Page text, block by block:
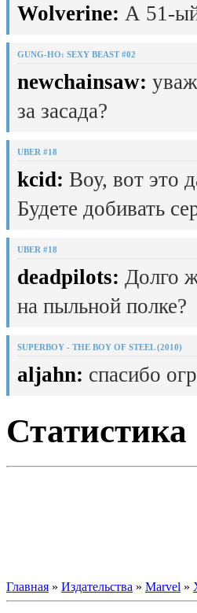
Wolverine: А 51-
GUNG-HO: SEXY BEAST #02
newchainsaw:
за засада?
UBER #18
kcid: Воу, вот это
Будете добивать
UBER #18
deadpilots: Долго
на пыльной полке?
SUPERBOY - THE BOY OF STEEL (2010)
aljahn: спасибо
Статистика
Главная » Издательства » Marvel »